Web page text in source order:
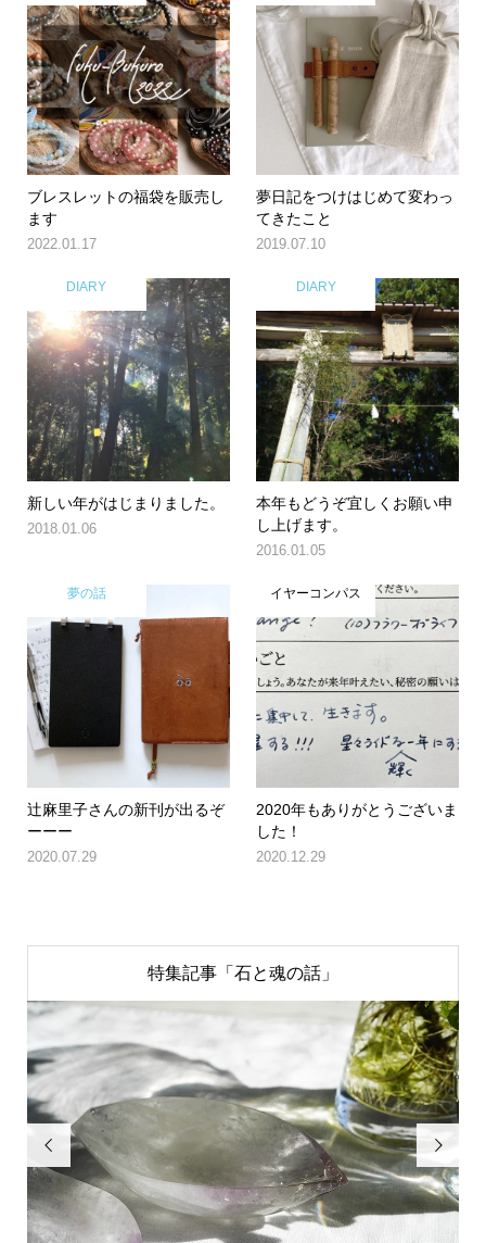
ブレスレットの福袋を販売し
ます
2022.01.17
夢日記をつけはじめて変わっ
てきたこと
2019.07.10
DIARY
新しい年がはじまりました。
2018.01.06
DIARY
本年もどうぞ宜しくお願い申
し上げます。
2016.01.05
夢の話
辻麻里子さんの新刊が出るぞ
ーーー
2020.07.29
イヤーコンパス
2020年もありがとうございま
した！
2020.12.29
特集記事「石と魂の話」
 